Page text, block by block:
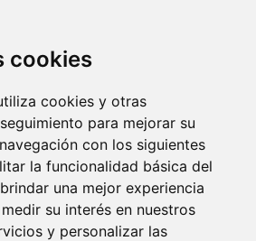
cookies
cookies y otras
para mejorar su
con los siguientes
la funcionalidad básica del
una mejor experiencia
medir su interés en nuestros
y personalizar las